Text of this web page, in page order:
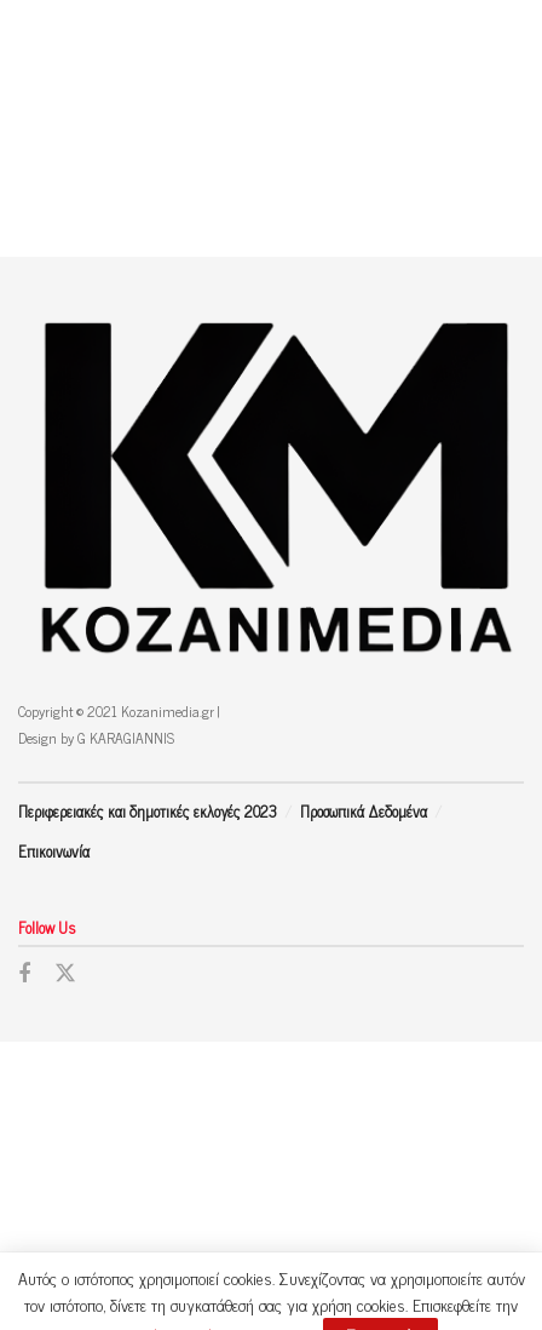
Copyright © 2021 Kozanimedia.gr |
Design by G KARAGIANNIS
Περιφερειακές και δημοτικές εκλογές 2023
Προσωπικά Δεδομένα
Επικοινωνία
Follow Us
Αυτός ο ιστότοπος χρησιμοποιεί cookies. Συνεχίζοντας να χρησιμοποιείτε αυτόν
τον ιστότοπο, δίνετε τη συγκατάθεσή σας για χρήση cookies. Επισκεφθείτε την